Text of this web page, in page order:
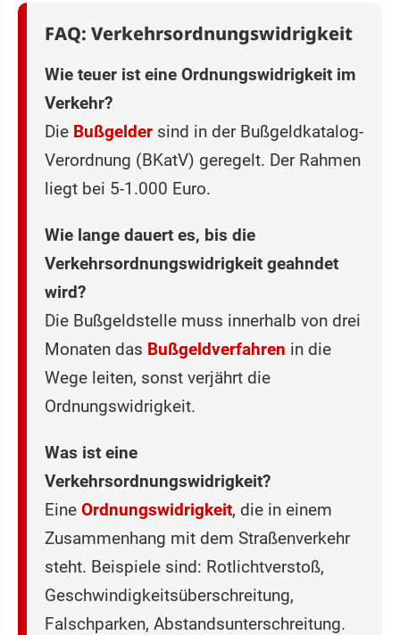
FAQ: Verkehrsordnungswidrigkeit
Wie teuer ist eine Ordnungswidrigkeit im
Verkehr?
Die Bußgelder sind in der Bußgeldkatalog-
Verordnung (BKatV) geregelt. Der Rahmen
liegt bei 5-1.000 Euro.
Wie lange dauert es, bis die
Verkehrsordnungswidrigkeit geahndet
wird?
Die Bußgeldstelle muss innerhalb von drei
Monaten das Bußgeldverfahren in die
Wege leiten, sonst verjährt die
Ordnungswidrigkeit.
Was ist eine
Verkehrsordnungswidrigkeit?
Eine Ordnungswidrigkeit, die in einem
Zusammenhang mit dem Straßenverkehr
steht. Beispiele sind: Rotlichtverstoß,
Geschwindigkeitsüberschreitung,
Falschparken, Abstandsunterschreitung.